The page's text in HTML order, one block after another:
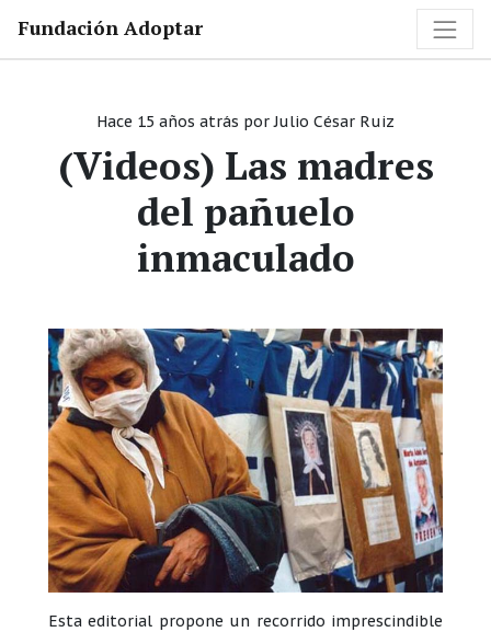
Fundación Adoptar
Hace 15 años atrás porJulio César Ruiz
(Videos) Las madres
del pañuelo
inmaculado
Esta editorial propone un recorrido imprescindible